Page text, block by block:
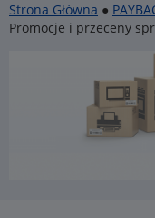
Strona Główna ●
Promocje i przeceny